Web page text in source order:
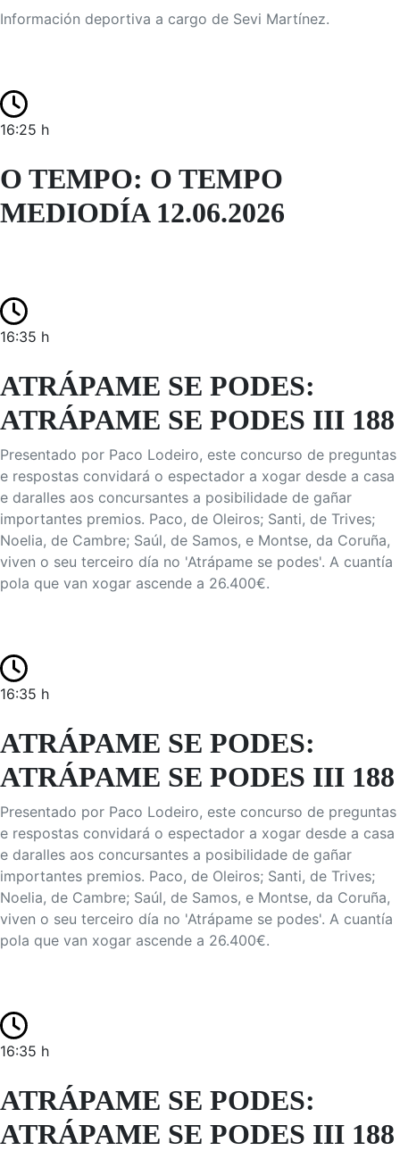
Información deportiva a cargo de Sevi Martínez.
16:25 h
O TEMPO: O TEMPO
MEDIODÍA 12.06.2026
16:35 h
ATRÁPAME SE PODES:
ATRÁPAME SE PODES III 188
Presentado por Paco Lodeiro, este concurso de preguntas
e respostas convidará o espectador a xogar desde a casa
e daralles aos concursantes a posibilidade de gañar
importantes premios. Paco, de Oleiros; Santi, de Trives;
Noelia, de Cambre; Saúl, de Samos, e Montse, da Coruña,
viven o seu terceiro día no 'Atrápame se podes'. A cuantía
pola que van xogar ascende a 26.400€.
16:35 h
ATRÁPAME SE PODES:
ATRÁPAME SE PODES III 188
Presentado por Paco Lodeiro, este concurso de preguntas
e respostas convidará o espectador a xogar desde a casa
e daralles aos concursantes a posibilidade de gañar
importantes premios. Paco, de Oleiros; Santi, de Trives;
Noelia, de Cambre; Saúl, de Samos, e Montse, da Coruña,
viven o seu terceiro día no 'Atrápame se podes'. A cuantía
pola que van xogar ascende a 26.400€.
16:35 h
ATRÁPAME SE PODES:
ATRÁPAME SE PODES III 188